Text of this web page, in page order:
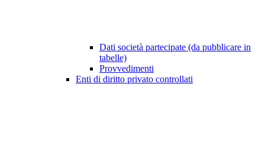
Dati società partecipate (da pubblicare in
tabelle)
Provvedimenti
Enti di diritto privato controllati